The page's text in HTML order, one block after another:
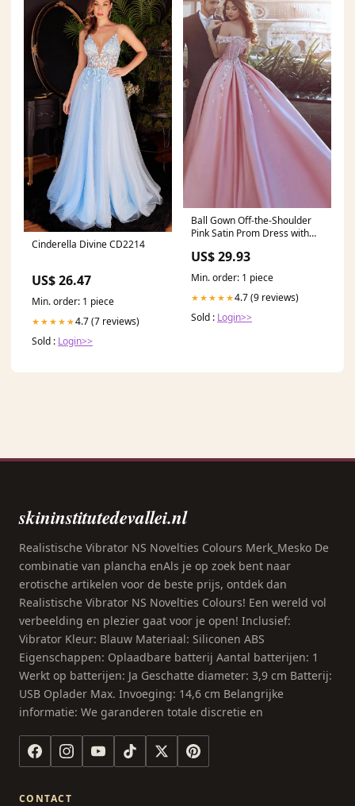
Cinderella Divine CD2214
US$ 26.47
Min. order: 1 piece
★★★★★4.7 (7 reviews)
Sold : Login>>
Ball Gown Off-the-Shoulder
Pink Satin Prom Dress with
US$ 29.93
Min. order: 1 piece
★★★★★4.7 (9 reviews)
Sold : Login>>
skininstitutedevallei.nl
Realistische Vibrator NS Novelties Colours Merk_Mesko De
combinatie van plancha enAls je op zoek bent naar
erotische artikelen voor de beste prijs, ontdek dan
Realistische Vibrator NS Novelties Colours! Een wereld vol
verbeelding en plezier gaat voor je open! Inclusief:
Vibrator Kleur: Blauw Materiaal: Siliconen ABS
Eigenschappen: Oplaadbare batterij Aantal batterijen: 1
Werkt op batterijen: Ja Geschatte diameter: 3,9 cm Batterij:
USB Oplader Max. Invoeging: 14,6 cm Belangrijke
informatie: We garanderen totale discretie en
CONTACT